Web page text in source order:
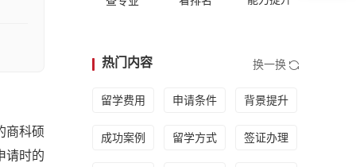
商科硕
请时的
热门内容 换一换
留学费用 申请条件 背景提升
成功案例 留学方式 签证办理